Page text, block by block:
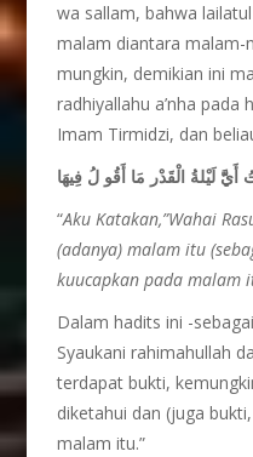
wa sallam, bahwa
malam diantara malam-
mungkin, demikian ini
radhiyallahu a’nha
Imam Tirmidzi, dan
لَيْلةُ الْقَدْر مَا أَقُو لُ فِيهَا
“Aku Katakan,”Wahai
(adanya) malam itu
kuucapkan pada malam
Dalam hadits ini -
Syaukani rahimahullah
terdapat bukti,
diketahui dan (juga
malam itu.”